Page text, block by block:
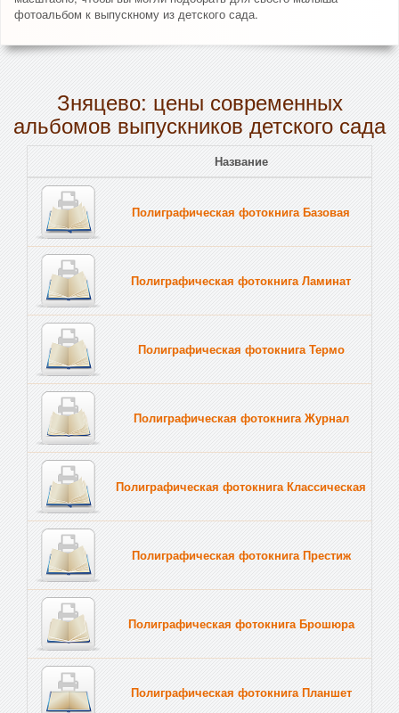
фотоальбом к выпускному из детского сада.
Зняцево: цены современных
альбомов выпускников детского сада
Название
Полиграфическая фотокнига Базовая
Полиграфическая фотокнига Ламинат
Полиграфическая фотокнига Термо
Полиграфическая фотокнига Журнал
Полиграфическая фотокнига Классическая
Полиграфическая фотокнига Престиж
Полиграфическая фотокнига Брошюра
Полиграфическая фотокнига Планшет